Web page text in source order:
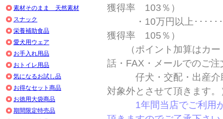
獲得率 103％）
・10万円以上･･･････
獲得率 105％）
（ポイント加算はカー
話・FAX・メールでのご注
仔犬・交配・出産介助
対象外とさせて頂きます。
1年間当店でご利用が
素材そのまま 天然素材
スナック
栄養補助食品
愛犬用ウェア
お手入れ用品
おトイレ用品
気になるお試し品
お得なセット商品
お徳用大袋商品
期間限定特売品